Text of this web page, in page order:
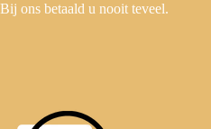
Bij ons betaald u nooit teveel.